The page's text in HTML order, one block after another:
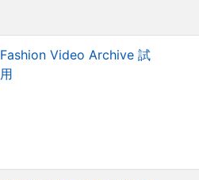
Fashion Video Archive 試
用